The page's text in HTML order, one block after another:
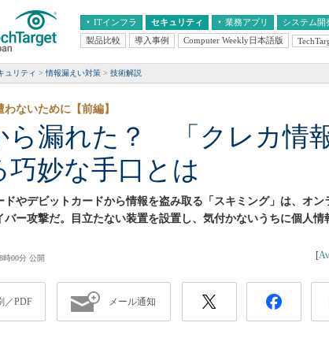
ITインフラ セキュリティ 業務アプリ
エンタープライズAI
ERP
CX
情報系システム
システム開
経営とIT 医療IT
製品比較 導入事例 Computer Weekly日本語版
ュリティ 情報漏えい対策 技術解説
ら漏れた？ 「クレカ情
巧妙な手口とは
ないために【前編】
ドやデビットカードから情報を盗み取る「スキミング」は、オン
バー攻撃だ。目立たない装置を設置し、気付かないうちに個人情
時00分 公開 [
／PDF メール通知